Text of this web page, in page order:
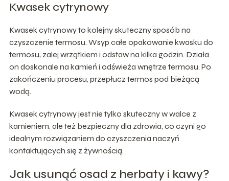
Kwasek cytrynowy
Kwasek cytrynowy to kolejny skuteczny sposób na
czyszczenie termosu. Wsyp całe opakowanie kwasku do
termosu, zalej wrzątkiem i odstaw na kilka godzin. Działa
on doskonale na kamień i odświeża wnętrze termosu. Po
zakończeniu procesu, przepłucz termos pod bieżącą
wodą.
Kwasek cytrynowy jest nie tylko skuteczny w walce z
kamieniem, ale też bezpieczny dla zdrowia, co czyni go
idealnym rozwiązaniem do czyszczenia naczyń
kontaktujących się z żywnością.
Jak usunąć osad z herbaty i kawy?